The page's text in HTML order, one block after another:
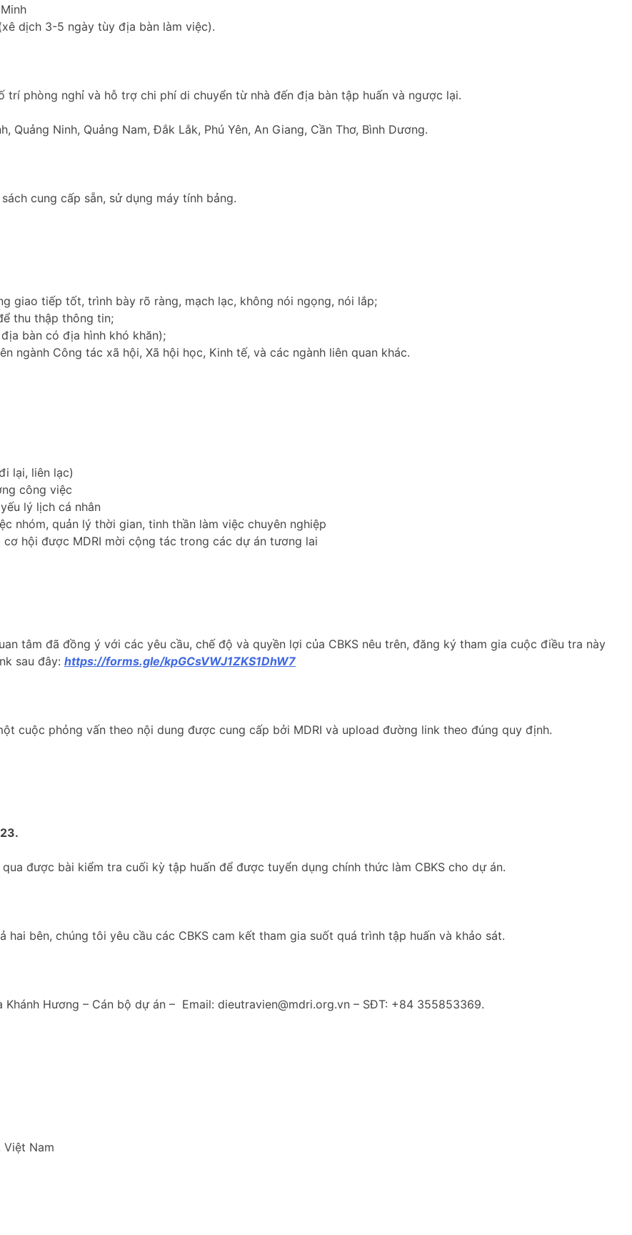
dịch 3-5 ngày tùy địa bàn làm việc).
trí phòng nghỉ và hỗ trợ chi phí di chuyển từ nhà đến địa bàn tập huấn và ngược lại.
Quảng Ninh, Quảng Nam, Đắk Lắk, Phú Yên, An Giang, Cần Thơ, Bình Dương.
cung cấp sẵn, sử dụng máy tính bảng.
giao tiếp tốt, trình bày rõ ràng, mạch lạc, không nói ngọng, nói lắp;
thu thập thông tin;
bàn có địa hình khó khăn);
ngành Công tác xã hội, Xã hội học, Kinh tế, và các ngành liên quan khác.
lại, liên lạc)
công việc
lý lịch cá nhân
nhóm, quản lý thời gian, tinh thần làm việc chuyên nghiệp
cơ hội được MDRI mời cộng tác trong các dự án tương lai
tâm đã đồng ý với các yêu cầu, chế độ và quyền lợi của CBKS nêu trên, đăng ký tham gia cuộc điều tra này
sau đây: https://forms.gle/kpGCsVWJ1ZKS1DhW7
cuộc phỏng vấn theo nội dung được cung cấp bởi MDRI và upload đường link theo đúng quy định.
được bài kiểm tra cuối kỳ tập huấn để được tuyển dụng chính thức làm CBKS cho dự án.
bên, chúng tôi yêu cầu các CBKS cam kết tham gia suốt quá trình tập huấn và khảo sát.
Hương – Cán bộ dự án – Email: dieutravien@mdri.org.vn – SĐT: +84 355853369.
Việt Nam